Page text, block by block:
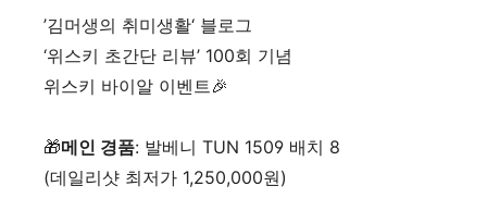
’김머생의 취미생활‘ 블로그
‘위스키 초간단 리뷰’ 100회 기념
위스키 바이알 이벤트🎉
🎁메인 경품: 발베니 TUN 1509 배치 8
(데일리샷 최저가 1,250,000원)